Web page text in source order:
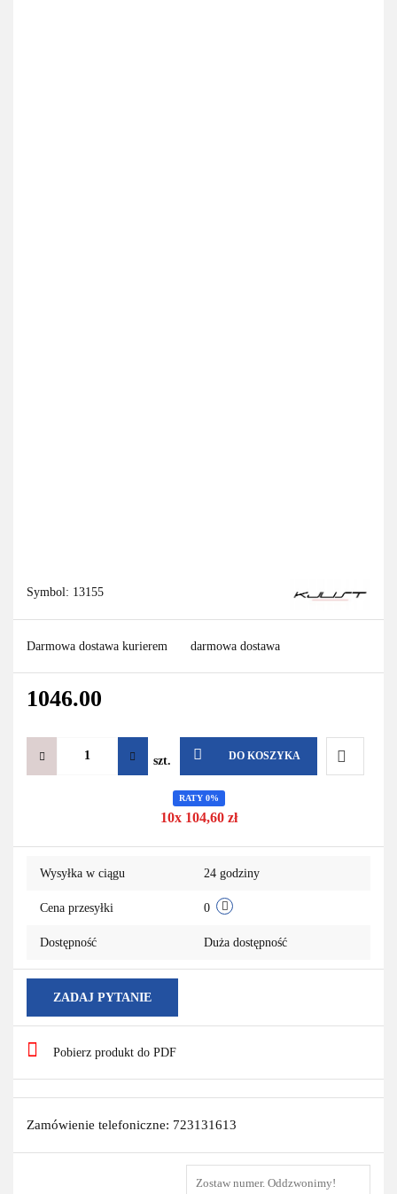
Symbol: 13155
Darmowa dostawa kurierem darmowa dostawa
1046.00
szt. DO KOSZYKA
RATY 0%
10x 104,60 zł
Wysyłka w ciągu 24 godziny
Cena przesyłki 0
Dostępność Duża dostępność
ZADAJ PYTANIE
Pobierz produkt do PDF
Zamówienie telefoniczne: 723131613